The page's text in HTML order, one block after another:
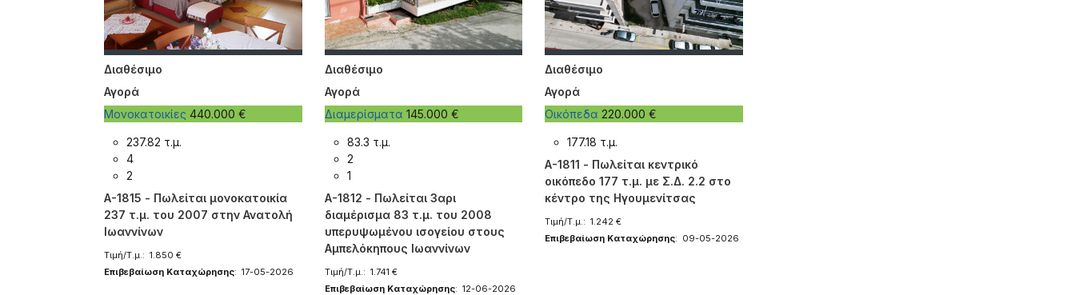
Διαθέσιμο
Αγορά
Μονοκατοικίες 440.000 €
237.82 τ.μ.
4
2
A-1815 - Πωλείται μονοκατοικία
237 τ.μ. του 2007 στην Ανατολή
Ιωαννίνων
Τιμή/Τ.μ.: 1.850 €
Επιβεβαίωση Καταχώρησης: 17-05-2026
Διαθέσιμο
Αγορά
Διαμερίσματα 145.000 €
83.3 τ.μ.
2
1
A-1812 - Πωλείται 3αρι
διαμέρισμα 83 τ.μ. του 2008
υπερυψωμένου ισογείου στους
Αμπελόκηπους Ιωαννίνων
Τιμή/Τ.μ.: 1.741 €
Επιβεβαίωση Καταχώρησης: 12-06-2026
Διαθέσιμο
Αγορά
Οικόπεδα 220.000 €
177.18 τ.μ.
A-1811 - Πωλείται κεντρικό
οικόπεδο 177 τ.μ. με Σ.Δ. 2.2 στο
κέντρο της Ηγουμενίτσας
Τιμή/Τ.μ.: 1.242 €
Επιβεβαίωση Καταχώρησης: 09-05-2026